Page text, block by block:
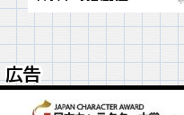
広告
広告